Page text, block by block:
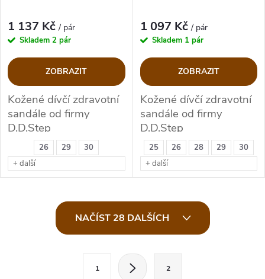
26 29
30
+ další
1 137 Kč/ pár
Skladem 2 pár
ZOBRAZIT
Kožené dívčí zdravotní
sandále od firmy
D.D.Step
25 26 28 29
30
+ další
1 097 Kč/ pár
Skladem 1 pár
ZOBRAZIT
Kožené dívčí zdravotní
sandále od firmy
D.D.Step
NAČÍST 28 DALŠÍCH
1 2